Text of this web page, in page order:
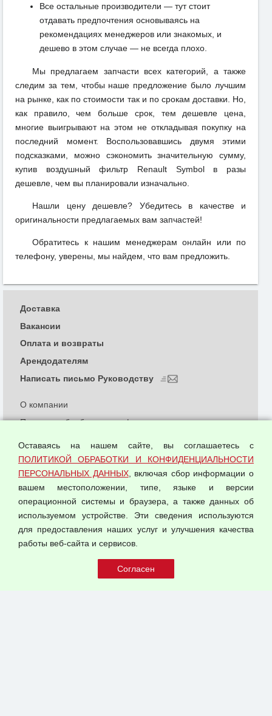
Все остальные производители — тут стоит
отдавать предпочтения основываясь на
рекомендациях менеджеров или знакомых, и
дешево в этом случае — не всегда плохо.
Мы предлагаем запчасти всех категорий, а также
следим за тем, чтобы наше предложение было лучшим
на рынке, как по стоимости так и по срокам доставки. Но,
как правило, чем больше срок, тем дешевле цена,
многие выигрывают на этом не откладывая покупку на
последний момент. Воспользовавшись двумя этими
подсказками, можно сэкономить значительную сумму,
купив воздушный фильтр Renault Symbol в разы
дешевле, чем вы планировали изначально.
Нашли цену дешевле? Убедитесь в качестве и
оригинальности предлагаемых вам запчастей!
Обратитесь к нашим менеджерам онлайн или по
телефону, уверены, мы найдем, что вам предложить.
© 2026 ООО "Феникс"
О компании
Политика обработки и конфиденциальности
Согласием на обработку персональных данных
Оферта оптовой купли-продажи
Публичная оферта
Доставка
Вакансии
Оплата и возвраты
Арендодателям
Написать письмо Руководству
Оставаясь на нашем сайте, вы соглашаетесь с
ПОЛИТИКОЙ ОБРАБОТКИ И КОНФИДЕНЦИАЛЬНОСТИ
ПЕРСОНАЛЬНЫХ ДАННЫХ, включая сбор информации о
вашем местоположении, типе, языке и версии
операционной системы и браузера, а также данных об
используемом устройстве. Эти сведения используются
для предоставления наших услуг и улучшения качества
работы веб-сайта и сервисов.